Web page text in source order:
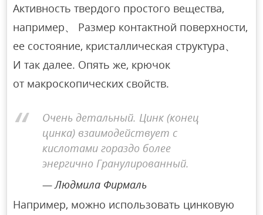
Активность твердого простого вещества,
например、 Размер контактной поверхности,
ее состояние, кристаллическая структура、
И так далее. Опять же, крючок
от макроскопических свойств.
Очень детальный. Цинк (конец
цинка) взаимодействует с
кислотами гораздо более
энергично Гранулированный.
Людмила Фирмаль
Например, можно использовать цинковую